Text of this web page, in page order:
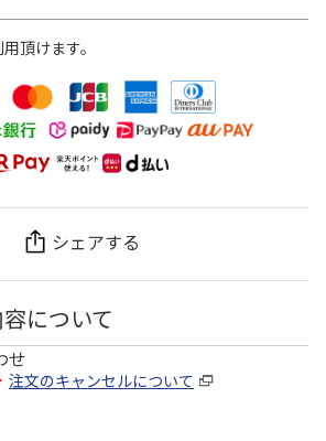
頂けます。
シェアする
について
せ
注文のキャンセルについて